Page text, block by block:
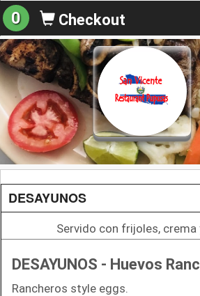
0 Checkout
DESAYUNOS
Servido con frijoles, crema
DESAYUNOS - Huevos
Rancheros style eggs.